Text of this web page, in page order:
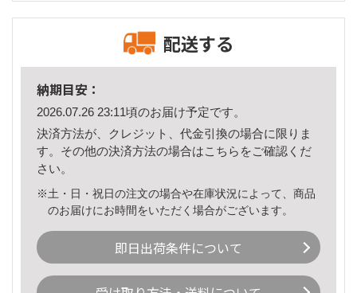
配送する
納期目安：
2026.07.26 23:11頃のお届け予定です。
決済方法が、クレジット、代金引換の場合に限りま
す。その他の決済方法の場合はこちら をご確認くだ
さい。
※土・日・祝日の注文の場合や在庫状況によって、商品
のお届けにお時間をいただく場合がございます。
即日出荷条件について